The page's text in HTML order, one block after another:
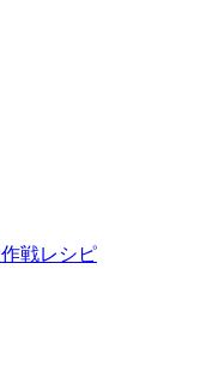
戦レシピ